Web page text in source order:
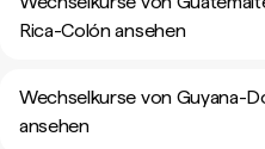
Rica-Colón ansehen
Wechselkurse von Guyana-
ansehen